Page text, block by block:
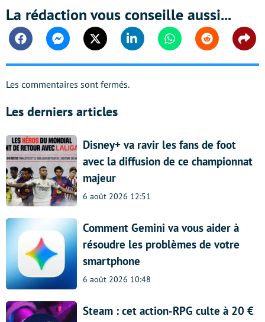
La rédaction vous conseille aussi...
FacebookMessengerTwitter Linkedin WhatsappReddit
Les commentaires sont fermés.
Les derniers articles
Disney+ va ravir les fans de foot
avec la diffusion de ce championnat
majeur
6 août 2026 12:51
Comment Gemini va vous aider à
résoudre les problèmes de votre
smartphone
6 août 2026 10:48
Steam : cet action-RPG culte à 20 €